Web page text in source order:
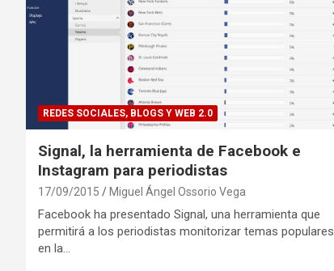
REDES SOCIALES, BLOGS Y WEB 2.0
Signal, la herramienta de Facebook e
Instagram para periodistas
17/09/2015 Miguel Ángel Ossorio Vega
Facebook ha presentado Signal, una herramienta que
permitirá a los periodistas monitorizar temas populares
en la…